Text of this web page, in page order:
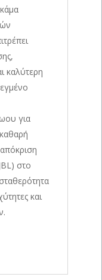
καλύτερη
για
στο
και